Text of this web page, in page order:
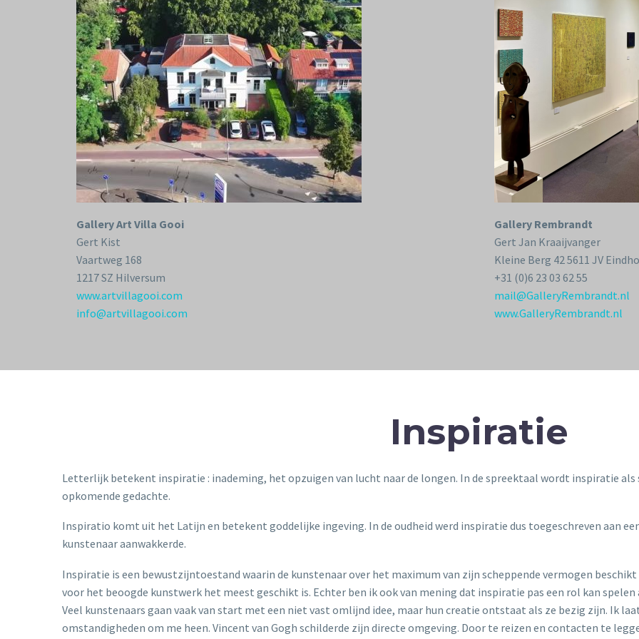
Gallery Art Villa Gooi
Gert Kist
Vaartweg 168
1217 SZ Hilversum
www.artvillagooi.com
info@artvillagooi.com
Gallery Rembrandt
Gert Jan Kraaijvanger
Kleine Berg 42 5611 JV
+31 (0)6 23 03 62 55
mail@GalleryRembrandt.nl
www.GalleryRembrandt.nl
Inspiratie
Letterlijk betekent inspiratie : inademing, het opzuigen van lucht naar de longen. In de spreektaal wordt inspiratie
opkomende gedachte.
Inspiratio komt uit het Latijn en betekent goddelijke ingeving. In de oudheid werd inspiratie dus toegeschreven aan
kunstenaar aanwakkerde.
Inspiratie is een bewustzijntoestand waarin de kunstenaar over het maximum van zijn scheppende vermogen
voor het beoogde kunstwerk het meest geschikt is. Echter ben ik ook van mening dat inspiratie pas een rol kan
Veel kunstenaars gaan vaak van start met een niet vast omlijnd idee, maar hun creatie ontstaat als ze bezig zijn. Ik
omstandigheden om me heen. Vincent van Gogh schilderde zijn directe omgeving. Door te reizen en contacten te